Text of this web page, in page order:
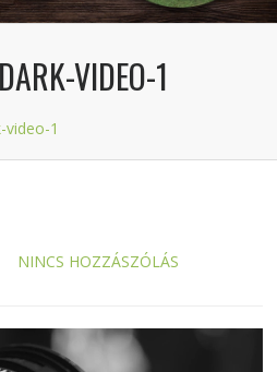
VIDEO-1
1
NINCS HOZZÁSZÓLÁS